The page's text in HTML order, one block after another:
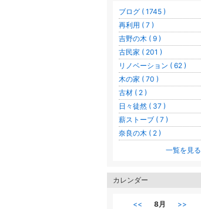
ブログ ( 1745 )
再利用 ( 7 )
吉野の木 ( 9 )
古民家 ( 201 )
リノベーション ( 62 )
木の家 ( 70 )
古材 ( 2 )
日々徒然 ( 37 )
薪ストーブ ( 7 )
奈良の木 ( 2 )
一覧を見る
カレンダー
<< 8月
>>